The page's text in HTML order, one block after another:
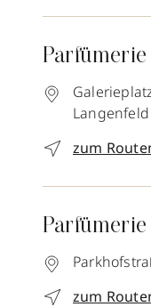
Parfümerie
Langenfeld
zum
Parfümerie
zum